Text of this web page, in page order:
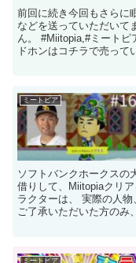
前回に続き今回もさらに
などを送っていただいて
ん。 #Miitopia,#ミート
ドホンはコチラで売って
ミートピア
ソフトバンクホークスの
借りして、Miitopiaクリ
ラクターは、 実際の人物
ご了承いただいた方のみ
ミートピア